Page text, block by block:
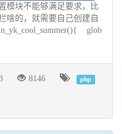
模块不能够满足要求，比
啥的，就需要自己创建自
glob
8146 php